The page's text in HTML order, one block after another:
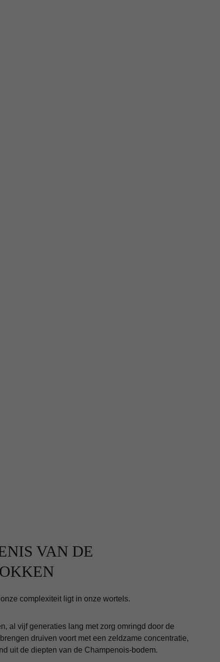
VAN DE
complexiteit ligt in onze wortels.
al vijf generaties lang met zorg omringd door de
druiven voort met een zeldzame concentratie,
uit de diepten van de Champenois-bodem.